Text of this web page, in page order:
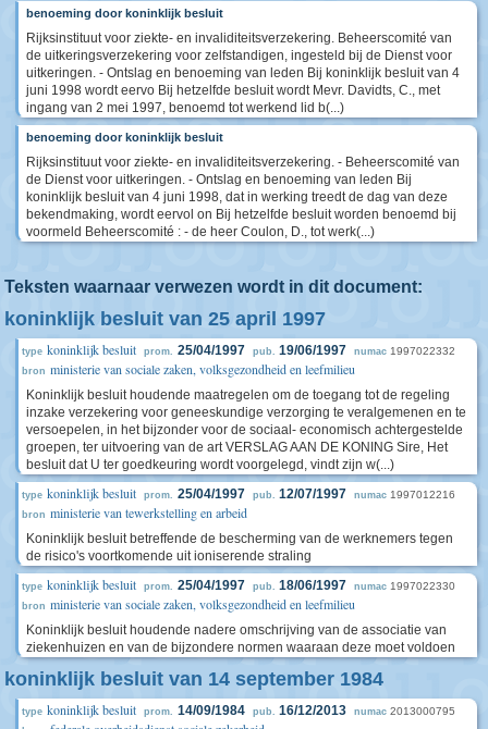
benoeming door koninklijk besluit
Rijksinstituut voor ziekte- en invaliditeitsverzekering. Beheerscomité van
de uitkeringsverzekering voor zelfstandigen, ingesteld bij de Dienst voor
uitkeringen. - Ontslag en benoeming van leden Bij koninklijk besluit van 4
juni 1998 wordt eervo Bij hetzelfde besluit wordt Mevr. Davidts, C., met
ingang van 2 mei 1997, benoemd tot werkend lid b(...)
benoeming door koninklijk besluit
Rijksinstituut voor ziekte- en invaliditeitsverzekering. - Beheerscomité van
de Dienst voor uitkeringen. - Ontslag en benoeming van leden Bij
koninklijk besluit van 4 juni 1998, dat in werking treedt de dag van deze
bekendmaking, wordt eervol on Bij hetzelfde besluit worden benoemd bij
voormeld Beheerscomité : - de heer Coulon, D., tot werk(...)
Teksten waarnaar verwezen wordt in dit document:
koninklijk besluit van 25 april 1997
type koninklijk besluit prom. 25/04/1997 pub. 19/06/1997 numac 1997022332
bron ministerie van sociale zaken, volksgezondheid en leefmilieu
Koninklijk besluit houdende maatregelen om de toegang tot de regeling
inzake verzekering voor geneeskundige verzorging te veralgemenen en te
versoepelen, in het bijzonder voor de sociaal- economisch achtergestelde
groepen, ter uitvoering van de art VERSLAG AAN DE KONING Sire, Het
besluit dat U ter goedkeuring wordt voorgelegd, vindt zijn w(...)
type koninklijk besluit prom. 25/04/1997 pub. 12/07/1997 numac 1997012216
bron ministerie van tewerkstelling en arbeid
Koninklijk besluit betreffende de bescherming van de werknemers tegen
de risico's voortkomende uit ioniserende straling
type koninklijk besluit prom. 25/04/1997 pub. 18/06/1997 numac 1997022330
bron ministerie van sociale zaken, volksgezondheid en leefmilieu
Koninklijk besluit houdende nadere omschrijving van de associatie van
ziekenhuizen en van de bijzondere normen waaraan deze moet voldoen
koninklijk besluit van 14 september 1984
type koninklijk besluit prom. 14/09/1984 pub. 16/12/2013 numac 2013000795